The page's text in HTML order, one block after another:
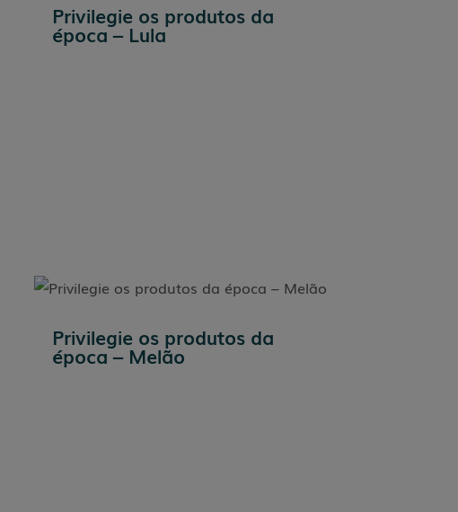
Privilegie os produtos da
época – Lula
Privilegie os produtos da
época – Melão